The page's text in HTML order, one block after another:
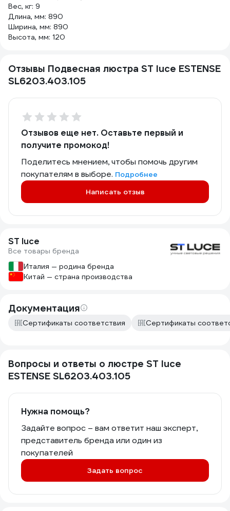
Вес, кг: 9
Длина, мм: 890
Ширина, мм: 890
Высота, мм: 120
Отзывы Подвесная люстра ST luce ESTENSE
SL6203.403.105
Отзывов еще нет. Оставьте первый и
получите промокод!
Поделитесь мнением, чтобы помочь другим
покупателям в выборе. Подробнее
Написать отзыв
ST luce
Все товары бренда
Италия — родина бренда
Китай — страна производства
Документация
Сертификаты соответствия Сертификаты
Вопросы и ответы о люстре ST luce
ESTENSE SL6203.403.105
Нужна помощь?
Задайте вопрос – вам ответит наш эксперт,
представитель бренда или один из
покупателей
Задать вопрос